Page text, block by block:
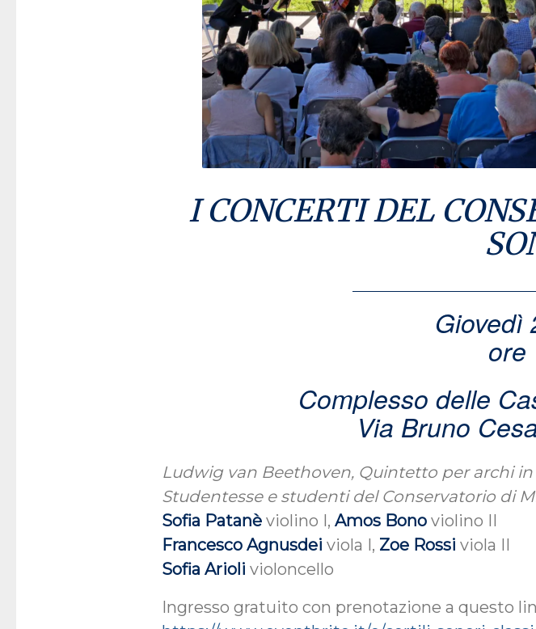
I CONCERTI DEL
Giovedì
ore
Complesso delle
Via Bruno
Ludwig van Beethoven, Quintetto per archi in
Studentesse e studenti del Conservatorio di
Sofia Patanè violino I,Amos Bono violino II
Francesco Agnusdei viola I, Zoe Rossi viola II
Sofia Arioli violoncello
Ingresso gratuito con prenotazione a questo